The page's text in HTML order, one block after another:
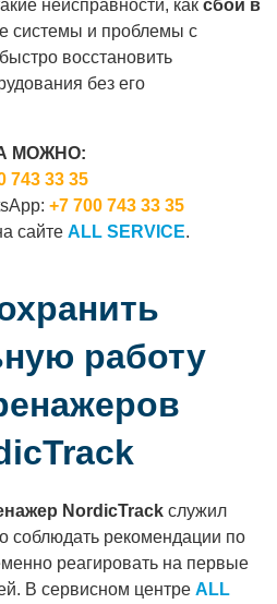
неисправности, как сбои в
системы и проблемы с
восстановить
без его
МОЖНО:
743 33 35
+7 700 743 33 35
сайте ALL SERVICE.
работу
NordicTrack служил
соблюдать рекомендации по
реагировать на первые
В сервисном центре ALL